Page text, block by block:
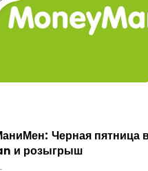
Черная пятница
и розыгрыш